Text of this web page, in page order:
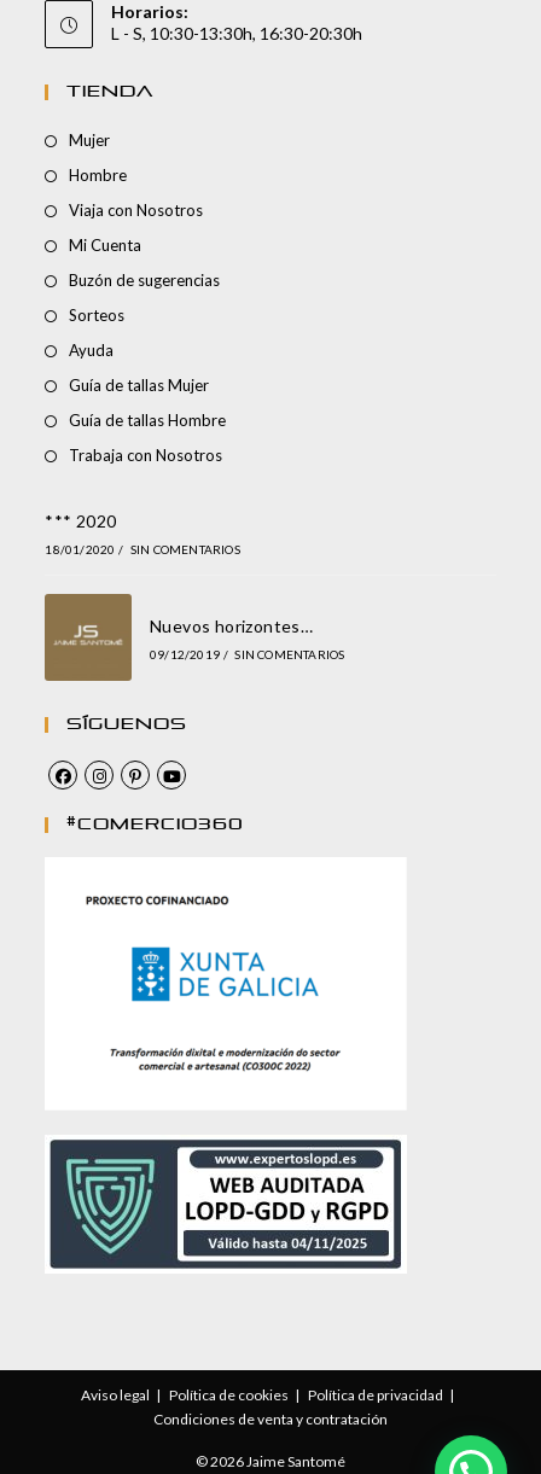
Horarios:
L - S, 10:30-13:30h, 16:30-20:30h
TIENDA
Mujer
Hombre
Viaja con Nosotros
Mi Cuenta
Buzón de sugerencias
Sorteos
Ayuda
Guía de tallas Mujer
Guía de tallas Hombre
Trabaja con Nosotros
*** 2020
18/01/2020 / SIN COMENTARIOS
Nuevos horizontes…
09/12/2019 / SIN COMENTARIOS
Síguenos
#comercio360
Aviso legal Política de cookies
Política de privacidad
Condiciones de venta y contratación
© 2026 Jaime Santomé